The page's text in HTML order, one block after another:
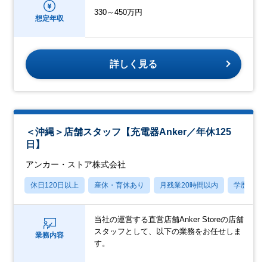
想定年収
330～450万円
詳しく見る
＜沖縄＞店舗スタッフ【充電器Anker／年休125
日】
アンカー・ストア株式会社
休日120日以上 産休・育休あり 月残業20時間以内 学歴不問
業務内容
当社の運営する直営店舗Anker Storeの店舗
スタッフとして、以下の業務をお任せしま
す。